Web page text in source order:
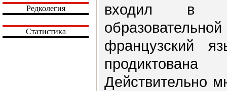
Редколегия
Статистика
входил в
французский
Действительно